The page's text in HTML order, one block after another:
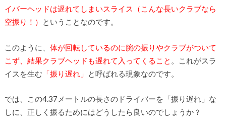
イバーヘッドは遅れてしまいスライス（こんな長いクラブなら
空振り！）
ということなのです。
このように、 体が回転しているのに腕の振りやクラブがついて
こず、結果クラブヘッドも遅れて入ってくること 。これがスラ
イスを生む 「振り遅れ」 と呼ばれる現象なのです。
では、この4.37メートルの長さのドライバーを「振り遅れ」な
しに、正しく振るためにはどうしたら良いのでしょうか？